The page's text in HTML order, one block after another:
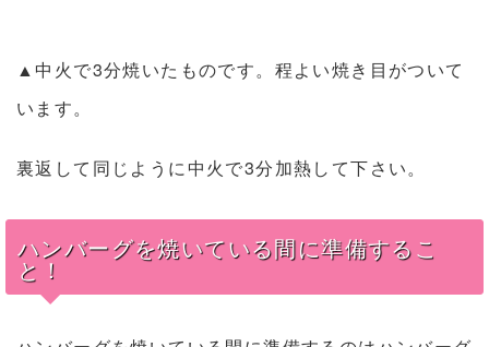
▲中火で3分焼いたものです。程よい焼き目がついて
います。
裏返して同じように中火で3分加熱して下さい。
ハンバーグを焼いている間に準備するこ
と！